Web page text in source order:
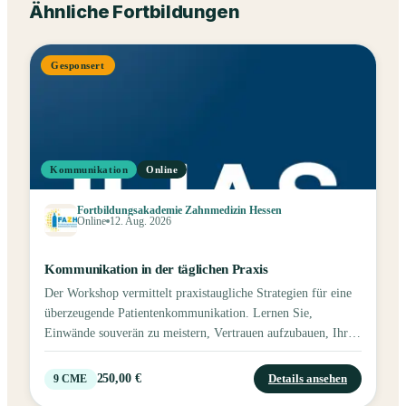
Ähnliche Fortbildungen
Gesponsert
Kommunikation Online
Fortbildungsakademie Zahnmedizin Hessen
Online 12. Aug. 2026
Kommunikation in der täglichen Praxis
Der Workshop vermittelt praxistaugliche Strategien für eine
überzeugende Patientenkommunikation. Lernen Sie,
Einwände souverän zu meistern, Vertrauen aufzubauen, Ihr
Team kommunikativ zu stärken und wirtschaftlichen Erfolg
durch klare, wertschätzende Gespräche zu fördern.
9 CME 250,00 € Details ansehen